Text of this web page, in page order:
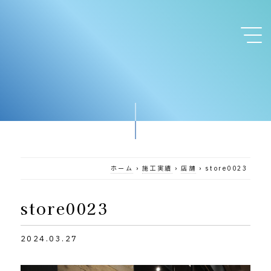
ホーム › 施工実績 › 店舗 › store0023
store0023
2024.03.27